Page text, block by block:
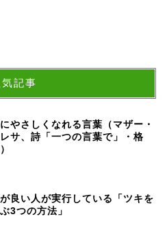
気記事
にやさしくなれる言葉（マザー・
サ、詩「一つの言葉で」・格
良い人が実行している「ツキを
3つの方法」